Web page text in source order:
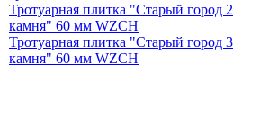
Тротуарная плитка "Старый город 2
камня" 60 мм WZCH
Тротуарная плитка "Старый город 3
камня" 60 мм WZCH